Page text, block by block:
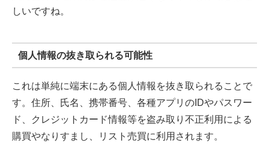
しいですね。
個人情報の抜き取られる可能性
これは単純に端末にある個人情報を抜き取られることで
す。住所、氏名、携帯番号、各種アプリのIDやパスワー
ド、クレジットカード情報等を盗み取り不正利用による
購買やなりすまし、リスト売買に利用されます。